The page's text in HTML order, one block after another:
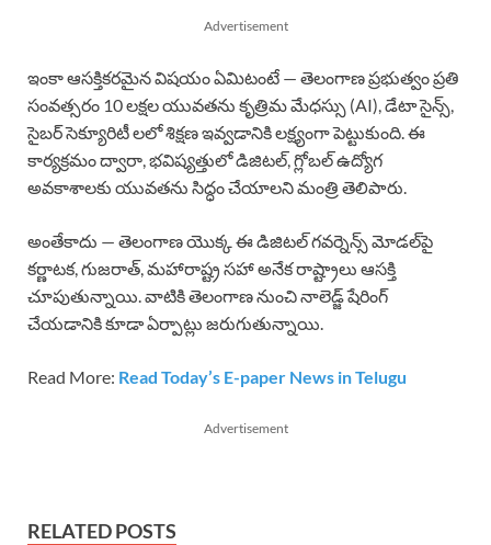
Advertisement
ఇంకా ఆసక్తికరమైన విషయం ఏమిటంటే — తెలంగాణ ప్రభుత్వం ప్రతి
సంవత్సరం 10 లక్షల యువతను కృత్రిమ మేధస్సు (AI), డేటా సైన్స్,
సైబర్ సెక్యూరిటీ లలో శిక్షణ ఇవ్వడానికి లక్ష్యంగా పెట్టుకుంది. ఈ
కార్యక్రమం ద్వారా, భవిష్యత్తులో డిజిటల్, గ్లోబల్ ఉద్యోగ
అవకాశాలకు యువతను సిద్ధం చేయాలని మంత్రి తెలిపారు.
అంతేకాదు — తెలంగాణ యొక్క ఈ డిజిటల్ గవర్నెన్స్ మోడల్‌పై
కర్ణాటక, గుజరాత్, మహారాష్ట్ర సహా అనేక రాష్ట్రాలు ఆసక్తి
చూపుతున్నాయి. వాటికి తెలంగాణ నుంచి నాలెడ్జ్ షేరింగ్
చేయడానికి కూడా ఏర్పాట్లు జరుగుతున్నాయి.
Read More: Read Today’s E-paper News in Telugu
Advertisement
RELATED POSTS